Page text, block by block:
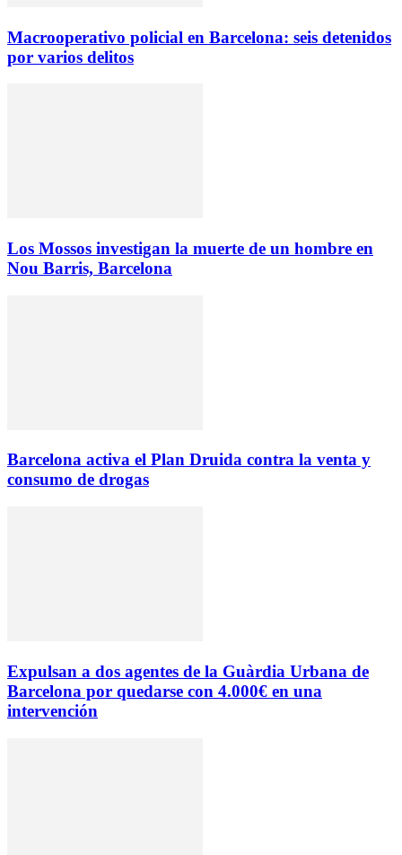
Macrooperativo policial en Barcelona: seis detenidos
por varios delitos
Los Mossos investigan la muerte de un hombre en
Nou Barris, Barcelona
Barcelona activa el Plan Druida contra la venta y
consumo de drogas
Expulsan a dos agentes de la Guàrdia Urbana de
Barcelona por quedarse con 4.000€ en una
intervención